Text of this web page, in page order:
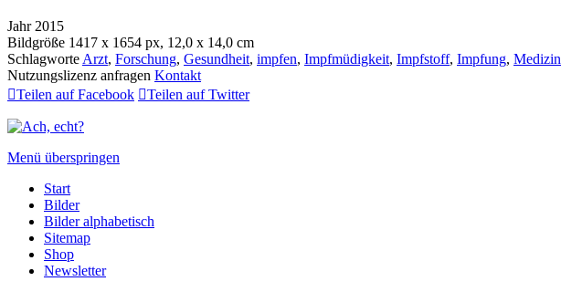
Jahr2015
Bildgröße 1417 x 1654 px, 12,0 x 14,0 cm
Schlagworte Arzt, Forschung, Gesundheit, impfen, Impfmüdigkeit, Impfstoff, Impfung, Medizin
Nutzungslizenz anfragen Kontakt
Teilen auf Facebook Teilen auf Twitter
Menü überspringen
Start
Bilder
Bilder alphabetisch
Sitemap
Shop
Newsletter